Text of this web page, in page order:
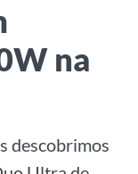
na
descobrimos